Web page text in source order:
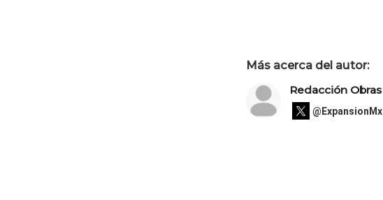
Más acerca del autor:
Redacción Obras
@ExpansionMx